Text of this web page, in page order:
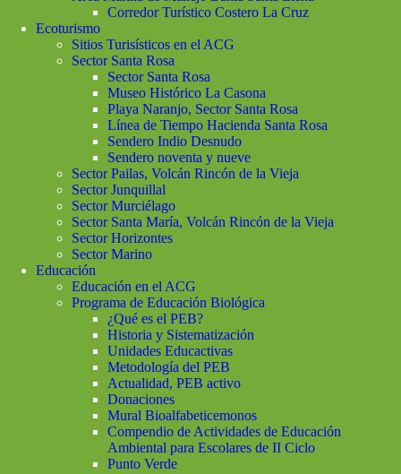
Corredor Turístico Costero La Cruz
Ecoturismo
Sitios Turisísticos en el ACG
Sector Santa Rosa
Sector Santa Rosa
Museo Histórico La Casona
Playa Naranjo, Sector Santa Rosa
Línea de Tiempo Hacienda Santa Rosa
Sendero Indio Desnudo
Sendero noventa y nueve
Sector Pailas, Volcán Rincón de la Vieja
Sector Junquillal
Sector Murciélago
Sector Santa María, Volcán Rincón de la Vieja
Sector Horizontes
Sector Marino
Educación
Educación en el ACG
Programa de Educación Biológica
¿Qué es el PEB?
Historia y Sistematización
Unidades Educactivas
Metodología del PEB
Actualidad, PEB activo
Donaciones
Mural Bioalfabeticemonos
Compendio de Actividades de Educación
Ambiental para Escolares de II Ciclo
Punto Verde